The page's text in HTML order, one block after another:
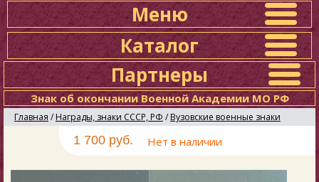
Меню
Каталог
Партнеры
Знак об окончании Военной Академии МО РФ
Главная / Награды, знаки СССР, РФ / Вузовские военные знаки
1 700 руб. Нет в наличии